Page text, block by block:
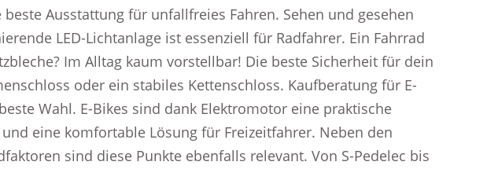
beste Ausstattung für unfallfreies Fahren. Sehen und gesehen
LED-Lichtanlage ist essenziell für Radfahrer. Ein Fahrrad
Im Alltag kaum vorstellbar! Die beste Sicherheit für dein
oder ein stabiles Kettenschloss. Kaufberatung für E-
Wahl. E-Bikes sind dank Elektromotor eine praktische
eine komfortable Lösung für Freizeitfahrer. Neben den
sind diese Punkte ebenfalls relevant. Von S-Pedelec bis